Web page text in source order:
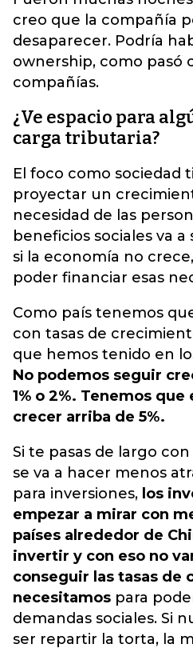
creo que la compañía
desaparecer. Podría
ownership, como pasó
compañías.
¿Ve espacio para
carga tributaria?
El foco como sociedad
proyectar un
necesidad de las
beneficios sociales va
si la economía no
poder financiar esas
Como país tenemos
con tasas de
que hemos tenido en
No podemos seguir
1% o 2%. Tenemos
crecer arriba de 5%.
Si te pasas de largo
se va a hacer menos
para inversiones, los
empezar a mirar con
países alrededor de
invertir y con eso no
conseguir las tasas de
necesitamos para
demandas sociales. Si
ser repartir la torta, la